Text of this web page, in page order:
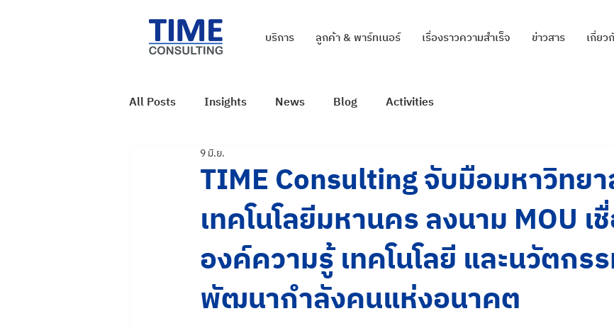
บริการ ลูกค้า & พาร์ทเนอร์ เรื่องราวความสำเร็จ ข่าวสาร เกี่ยว
All Posts Insights News Blog Activities
TIME Consulting จับมือมหาวิทย
เทคโนโลยีมหานคร ลงนาม MOU เ
องค์ความรู้ เทคโนโลยี และนวัตกร
พัฒนากำลังคนแห่งอนาคต
9 มิ.ย.